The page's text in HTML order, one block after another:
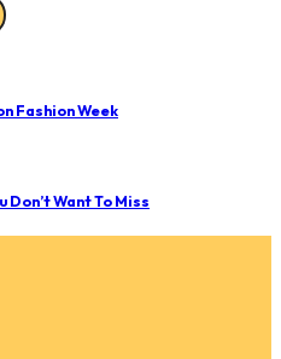
Fashion Week
Don’t Want To Miss